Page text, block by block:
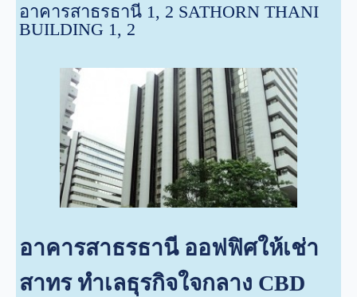
อาคารสาธรธานี 1, 2 SATHORN THANI
BUILDING 1, 2
อาคารสาธรธานี ออฟฟิศให้เช่า
สาทร ทำเลธุรกิจใจกลาง CBD